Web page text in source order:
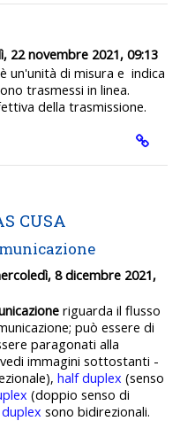
22 novembre 2021, 09:13
un'unità di misura e indica
trasmessi in linea.
della trasmissione.
CUSA
8 dicembre 2021,
riguarda il flusso
può essere di
paragonati alla
immagini sottostanti -
half duplex (senso
(doppio senso di
sono bidirezionali.